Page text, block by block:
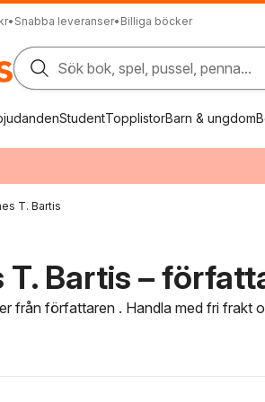
• Snabba leveranser• Billiga böcker
Sök bok, spel, pussel, penna...
StudentTopplistorBarn & ungdom
T. Bartis
T. Bartis –
från författaren . Handla med fri frakt